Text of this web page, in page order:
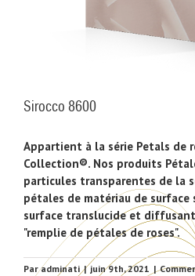
Sirocco 8600
Appartient à la série Petals de
Collection®. Nos produits
particules transparentes de la
pétales de matériau de
surface translucide et
"remplie de pétales de roses".
Paradminati | juin 9th, 2021 |